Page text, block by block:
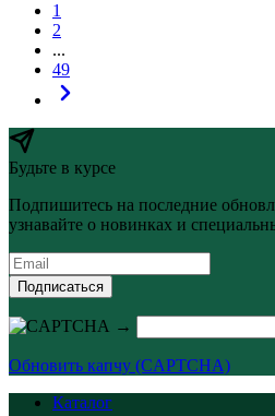
1
2
...
49
Будьте в курсе
Подпишитесь на последние
узнавайте о новинках и
Подписаться
→
Обновить капчу (CAPTCHA)
Каталог